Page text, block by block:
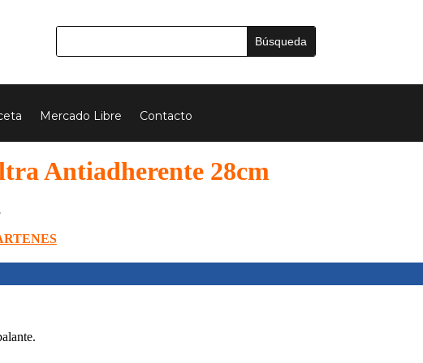
Mercado Libre Contacto
Antiadherente 28cm